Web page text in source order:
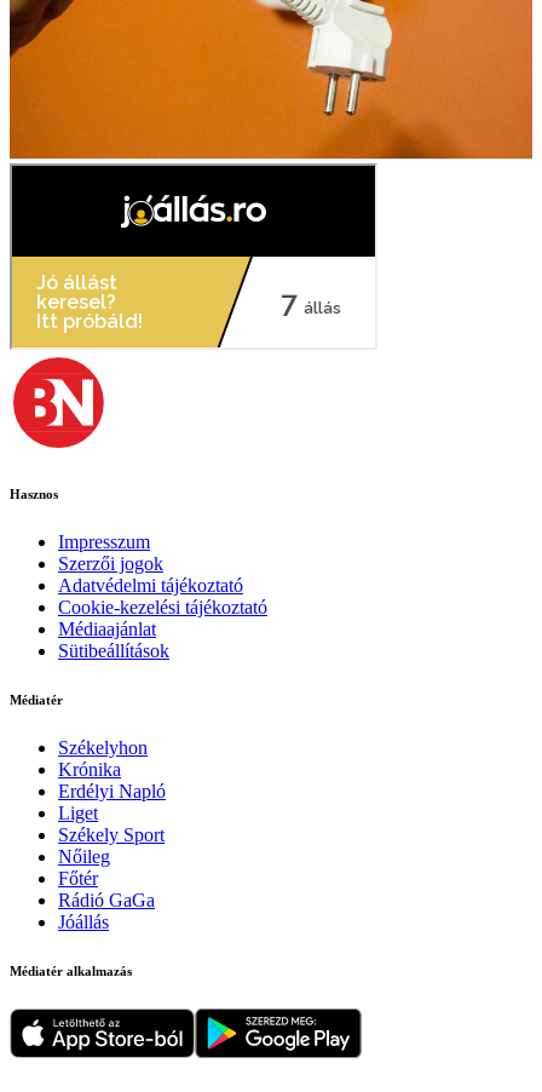
Hasznos
Impresszum
Szerzői jogok
Adatvédelmi tájékoztató
Cookie-kezelési tájékoztató
Médiaajánlat
Sütibeállítások
Médiatér
Székelyhon
Krónika
Erdélyi Napló
Liget
Székely Sport
Nőileg
Főtér
Rádió GaGa
Jóállás
Médiatér alkalmazás